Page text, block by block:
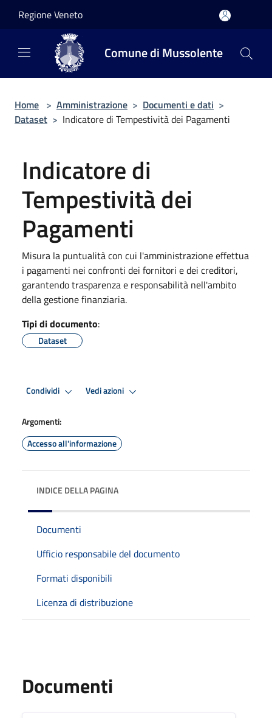
Regione Veneto
Comune di Mussolente
Home > Amministrazione > Documenti e dati >
Dataset > Indicatore di Tempestività dei Pagamenti
Indicatore di
Tempestività dei
Pagamenti
Misura la puntualità con cui l'amministrazione effettua
i pagamenti nei confronti dei fornitori e dei creditori,
garantendo trasparenza e responsabilità nell'ambito
della gestione finanziaria.
Tipi di documento:
Dataset
Condividi Vedi azioni
Argomenti:
Accesso all'informazione
INDICE DELLA PAGINA
Documenti
Ufficio responsabile del documento
Formati disponibili
Licenza di distribuzione
Documenti